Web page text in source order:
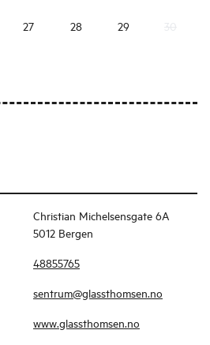
27 28 29
Christian Michelsensgate 6A
5012 Bergen
48855765
sentrum@glassthomsen.no
www.glassthomsen.no